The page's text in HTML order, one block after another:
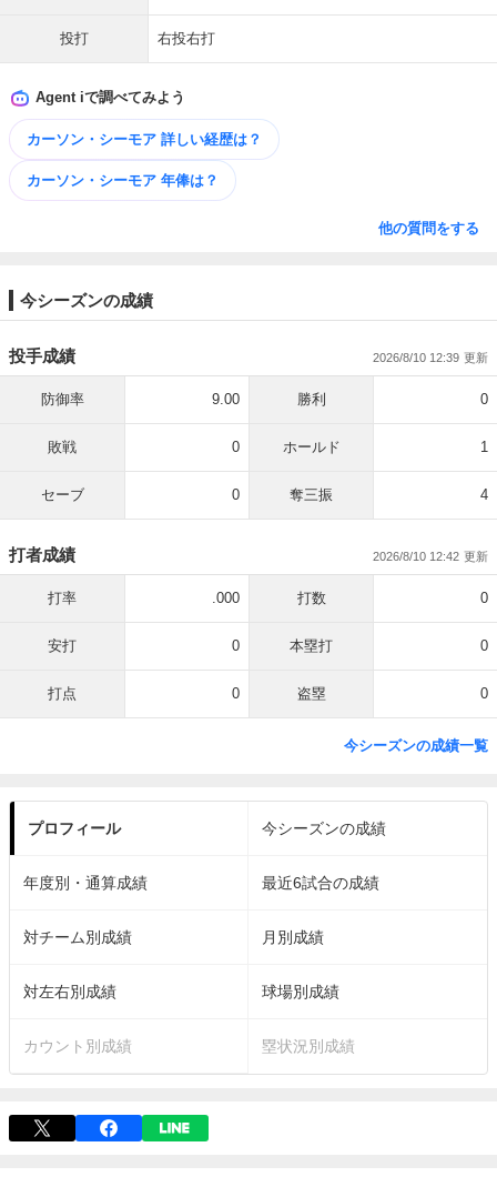
投打 右投右打
Agent iで調べてみよう
カーソン・シーモア 詳しい​経歴は？
カーソン・シーモア 年俸は？
他の質問をする
今シーズンの成績
投手成績 2026/8/10 12:39
防御率 9.00 勝利 0
敗戦 0 ホールド 1
セーブ 0 奪三振 4
打者成績 2026/8/10 12:42
打率 .000 打数 0
安打 0 本塁打 0
打点 0 盗塁 0
今シーズンの成績一覧
プロフィール 今シーズンの成績
年度別・通算成績 最近6試合の成績
対チーム別成績 月別成績
対左右別成績 球場別成績
カウント別成績 塁状況別成績